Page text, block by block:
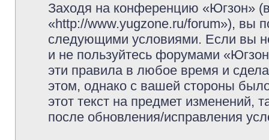
Заходя на конференцию «Югзон»
«http://www.yugzone.ru/forum»), вы
следующими условиями. Если вы
и не пользуйтесь форумами
эти правила в любое время и
этом, однако с вашей стороны
этот текст на предмет изменений,
после обновления/исправления